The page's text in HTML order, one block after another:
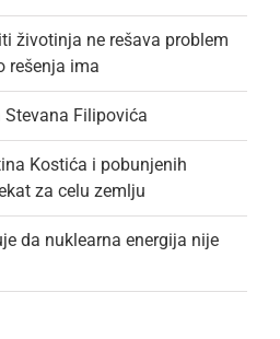
životinja ne rešava problem
rešenja ima
Filipovića
Kostića i pobunjenih
za celu zemlju
da nuklearna energija nije